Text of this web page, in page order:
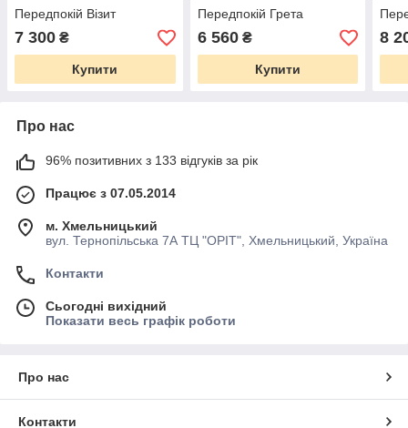
Передпокій Візит
7 300 ₴
Купити
Передпокій Грета
6 560₴
Купити
8
Про нас
96% позитивних з 133 відгуків за рік
Працює з 07.05.2014
м. Хмельницький
вул. Тернопільська 7А ТЦ "ОРІТ", Хмельницький, Україна
Контакти
Сьогодні вихідний
Показати весь графік роботи
Про нас
Контакти